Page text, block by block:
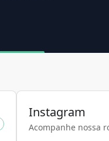
Instagram
Acompanhe nossa